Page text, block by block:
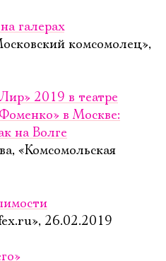
галерах
комсомолец»,
2019 в театре
в Москве:
на Волге
«Комсомольская
26.02.2019